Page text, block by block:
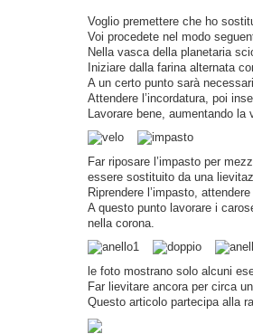
Voglio premettere che ho
Voi procedete nel modo
Nella vasca della planetaria
Iniziare dalla farina alternata
A un certo punto sarà
Attendere l’incordatura, poi
Lavorare bene, aumentando
Far riposare l’impasto per
essere sostituito da una
Riprendere l’impasto,
A questo punto lavorare i
nella corona.
le foto mostrano solo alcuni
Far lievitare ancora per circa
Questo articolo partecipa alla